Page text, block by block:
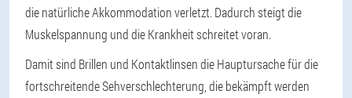
die natürliche Akkommodation verletzt. Dadurch steigt die
Muskelspannung und die Krankheit schreitet voran.
Damit sind Brillen und Kontaktlinsen die Hauptursache für die
fortschreitende Sehverschlechterung, die bekämpft werden